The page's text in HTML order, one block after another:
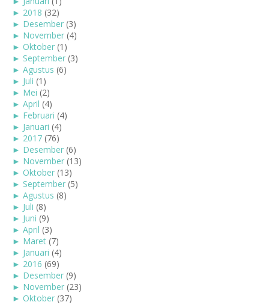
► 2018 (32)
► Desember (3)
► November (4)
► Oktober (1)
► September (3)
► Agustus (6)
► Juli (1)
► Mei (2)
► April (4)
► Februari (4)
► Januari (4)
► 2017 (76)
► Desember (6)
► November (13)
► Oktober (13)
► September (5)
► Agustus (8)
► Juli (8)
► Juni (9)
► April (3)
► Maret (7)
► Januari (4)
► 2016 (69)
► Desember (9)
► November (23)
► Oktober (37)